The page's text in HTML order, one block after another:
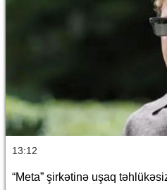
13:12
“Meta” şirkətinə uşaq